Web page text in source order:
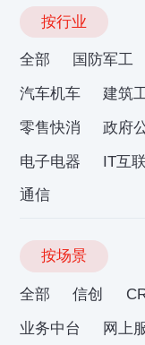
按行业
全部 国防军工
汽车机车
建筑
零售快消
政府
电子电器
IT互
通信
按场景
全部 信创
业务中台
网上